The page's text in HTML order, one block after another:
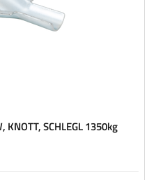
SCHLEGL 1350kg